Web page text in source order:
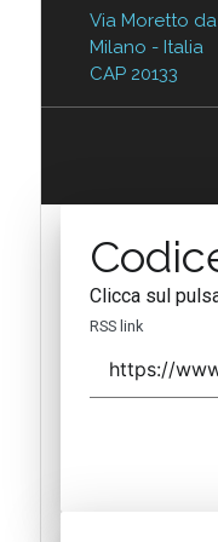
Via Moretto da
Milano - Italia
CAP 20133
Clicca sul
RSS link